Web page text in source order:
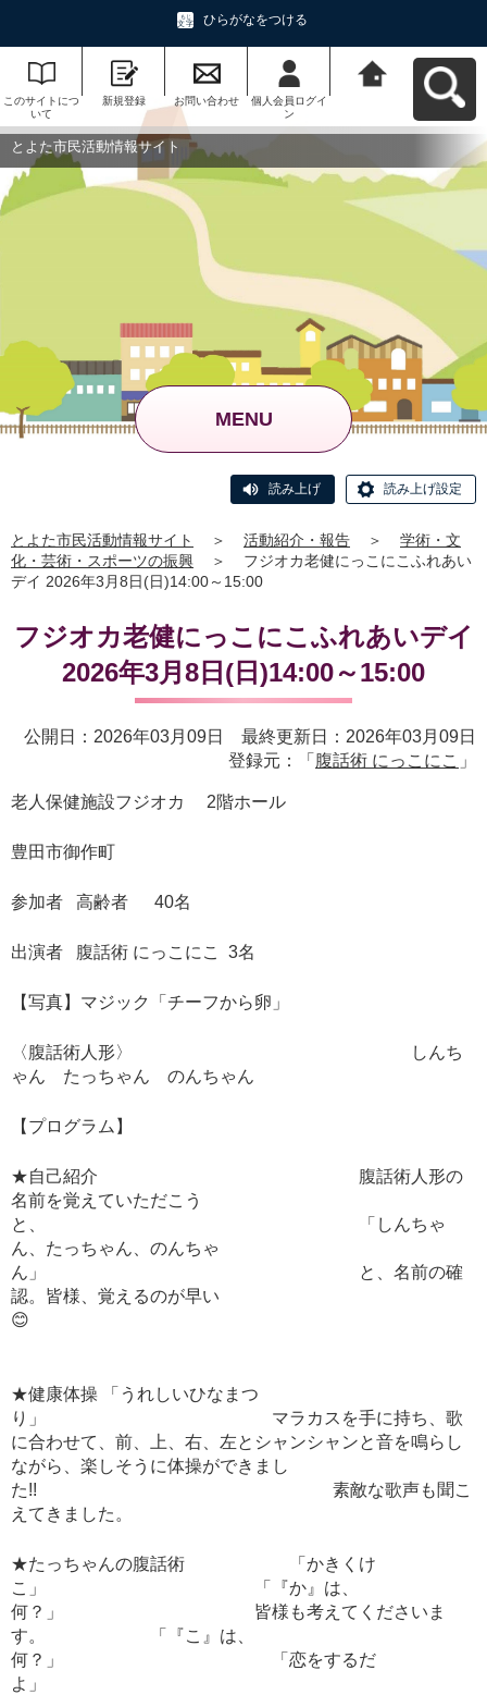
ひらがなをつける
このサイトにつ
いて
新規登録 お問い合わせ
個人会員ログイ
ン
る
とよた市民活動情報サイト
MENU
読み上げ 読み上げ設定
とよた市民活動情報サイト ＞ 活動紹介・報告 ＞
学術・文
化・芸術・スポーツの振興
＞
フジオカ老健にっこにこふれあい
デイ 2026年3月8日(日)14:00～15:00
フジオカ老健にっこにこふれあいデイ
2026年3月8日(日)14:00～15:00
公開日：2026年03月09日 最終更新日：2026年03月09日
登録元：「 腹話術 にっこにこ 」
老人保健施設フジオカ 2階ホール
豊田市御作町
参加者 高齢者 40名
出演者 腹話術 にっこにこ 3名
【写真】マジック「チーフから卵」
〈腹話術人形〉 しんち
ゃん たっちゃん のんちゃん
【プログラム】
★自己紹介 腹話術人形の
名前を覚えていただこう
と、 「しんちゃ
ん、たっちゃん、のんちゃ
ん」 と、名前の確
認。皆様、覚えるのが早い
😊
★健康体操 「うれしいひなまつ
り」 マラカスを手に持ち、歌
に合わせて、前、上、右、左とシャンシャンと音を鳴らし
ながら、楽しそうに体操ができまし
た!! 素敵な歌声も聞こ
えてきました。
★たっちゃんの腹話術 「かきくけ
こ」 「『か』は、
何？」 皆様も考えてくださいま
す。 「『こ』は、
何？」 「恋をするだ
よ」